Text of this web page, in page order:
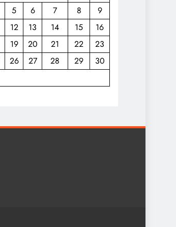
5 6 7 8
9
12 13 14 15
16
19 20 21 22
23
26 27 28 29
30